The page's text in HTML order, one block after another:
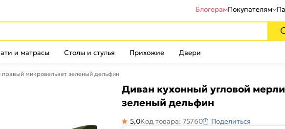
БлогерамПокупателям
и матрасы Столы и стулья Прихожие Двери
микровельвет зеленый дельфин
Диван кухонный угловой
зеленый дельфин
5,0Код товара: 75760 Поделиться